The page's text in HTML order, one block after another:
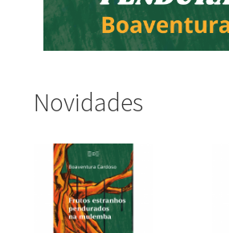
Novidades